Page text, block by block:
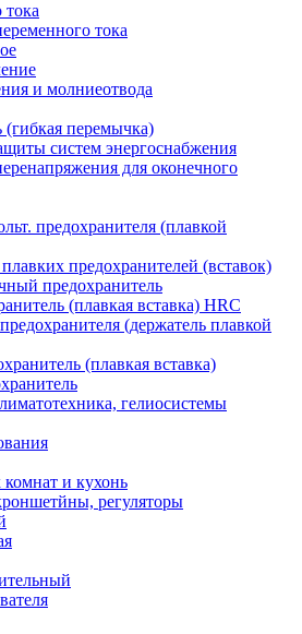
тока
тока
и молниеотвода
(гибкая перемычка)
систем энергоснабжения
для оконечного
предохранителя (плавкой
предохранителей (вставок)
предохранитель
(плавкая вставка) HRC
(держатель плавкой
(плавкая вставка)
гелиосистемы
и кухонь
регуляторы